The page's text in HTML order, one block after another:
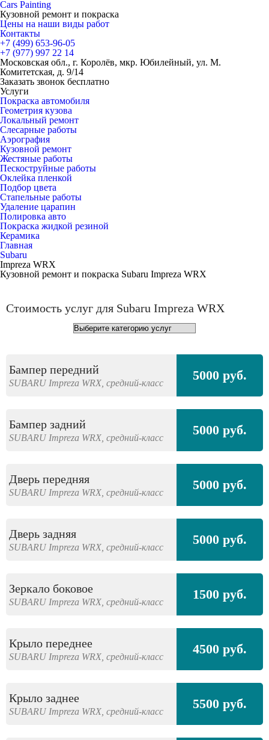
Cars Painting
Кузовной ремонт и покраска
Цены на наши виды работ
Контакты
+7 (499) 653-96-05
+7 (977) 997 22 14
Московская обл., г. Королёв, мкр. Юбилейный, ул. М.
Комитетская, д. 9/14
Заказать звонок бесплатно
Услуги
Покраска автомобиля
Геометрия кузова
Локальный ремонт
Слесарные работы
Аэрография
Кузовной ремонт
Жестяные работы
Пескоструйные работы
Оклейка пленкой
Подбор цвета
Стапельные работы
Удаление царапин
Полировка авто
Покраска жидкой резиной
Керамика
Главная
Subaru
Impreza WRX
Кузовной ремонт и покраска Subaru Impreza WRX
Стоимость услуг для Subaru Impreza WRX
Бампер передний
SUBARU Impreza WRX, средний-класс 5000 руб.
Бампер задний
SUBARU Impreza WRX, средний-класс 5000 руб.
Дверь передняя
SUBARU Impreza WRX, средний-класс 5000 руб.
Дверь задняя
SUBARU Impreza WRX, средний-класс 5000 руб.
Зеркало боковое
SUBARU Impreza WRX, средний-класс 1500 руб.
Крыло переднее
SUBARU Impreza WRX, средний-класс 4500 руб.
Крыло заднее
SUBARU Impreza WRX, средний-класс 5500 руб.